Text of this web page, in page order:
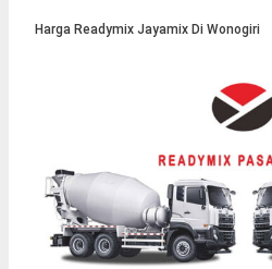
Harga Readymix Jayamix Di Wonogiri